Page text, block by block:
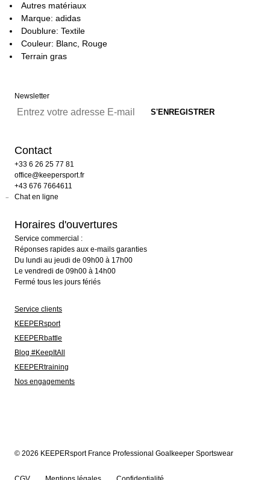
Autres matériaux
Marque: adidas
Doublure: Textile
Couleur: Blanc, Rouge
Terrain gras
Newsletter
Contact
+33 6 26 25 77 81
office@keepersport.fr
+43 676 7664611
Chat en ligne
Horaires d'ouvertures
Service commercial :
Réponses rapides aux e-mails garanties
Du lundi au jeudi de 09h00 à 17h00
Le vendredi de 09h00 à 14h00
Fermé tous les jours fériés
Service clients
KEEPERsport
KEEPERbattle
Blog #KeepItAll
KEEPERtraining
Nos engagements
© 2026 KEEPERsport France Professional Goalkeeper Sportswear